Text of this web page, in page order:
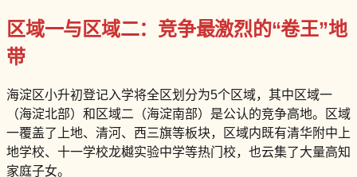
区域一与区域二：竞争最激烈的“卷王”地
带
海淀区小升初登记入学将全区划分为5个区域，其中区域一
（海淀北部）和区域二（海淀南部）是公认的竞争高地。区域
一覆盖了上地、清河、西三旗等板块，区域内既有清华附中上
地学校、十一学校龙樾实验中学等热门校，也云集了大量高知
家庭子女。